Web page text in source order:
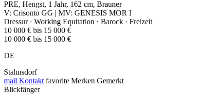
PRE, Hengst, 1 Jahr, 162 cm, Brauner
V: Crisonto GG | MV: GENESIS MOR I
Dressur · Working Equitation · Barock · Freizeit
10 000 € bis 15 000 €
10 000 € bis 15 000 €
DE
Stahnsdorf
mail Kontakt favorite Merken Gemerkt
Blickfänger